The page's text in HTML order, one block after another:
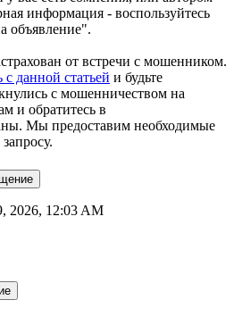
информация - воспользуйтесь
объявление".
от встречи с мошенником.
с данной статьей и будьте
с мошенничеством на
и обратитесь в
Мы предоставим необходимые
2026, 12:03 AM